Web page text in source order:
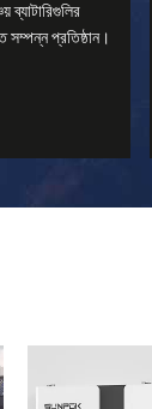
ব্যাটারিগুলির
প্রতিষ্ঠান।